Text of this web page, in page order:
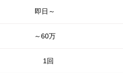
即日～
～60万
1回